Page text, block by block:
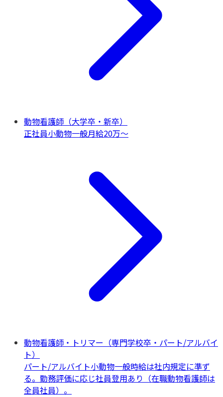
動物看護師（大学卒・新卒）
正社員小動物一般月給20万〜
動物看護師・トリマー（専門学校卒・パート/アルバイ
ト）
パート/アルバイト小動物一般時給は社内規定に準ず
る。勤務評価に応じ社員登用あり（在職動物看護師は
全員社員）。